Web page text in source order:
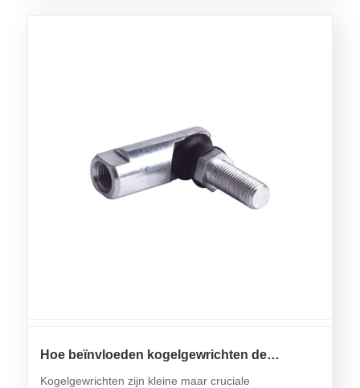
Hoe beïnvloeden kogelgewrichten de
Kogelgewrichten zijn kleine maar cruciale